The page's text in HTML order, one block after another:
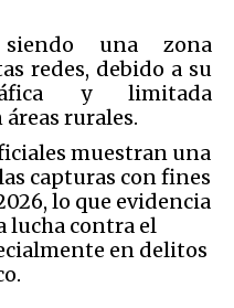
una zona
redes, debido a su
y limitada
rurales.
muestran una
capturas con fines
lo que evidencia
lucha contra el
en delitos